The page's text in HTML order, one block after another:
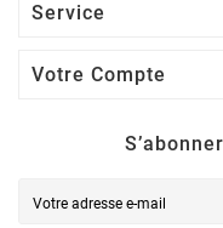
Service
Votre Compte